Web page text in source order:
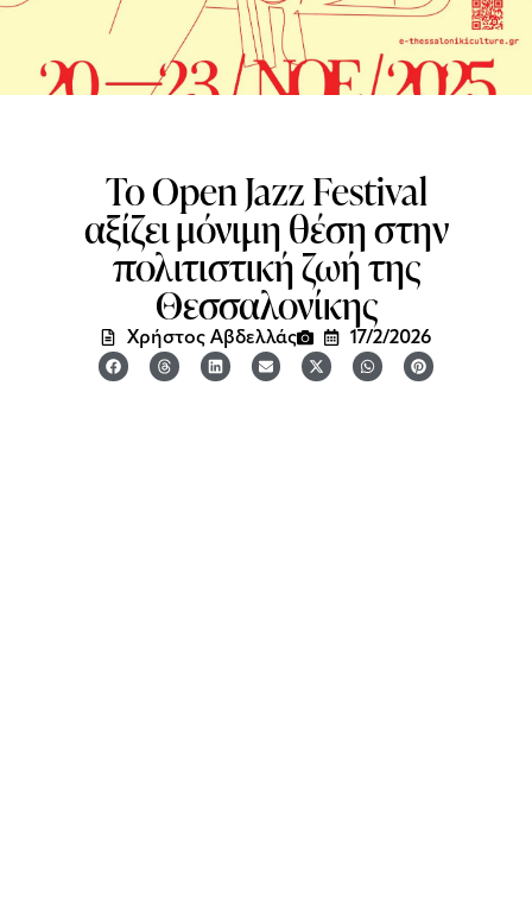
Το Open Jazz Festival
αξίζει μόνιμη θέση στην
πολιτιστική ζωή της
Θεσσαλονίκης
Χρήστος Αβδελλάς 17/2/2026